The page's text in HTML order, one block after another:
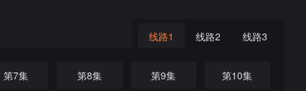
线路1 线路2 线路3
第7集 第8集 第9集 第10集